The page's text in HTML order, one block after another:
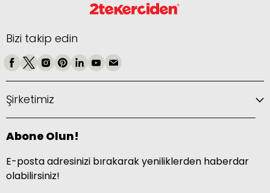
Bizi takip edin
Şirketimiz
Abone Olun!
E-posta adresinizi bırakarak yeniliklerden haberdar
olabilirsiniz!